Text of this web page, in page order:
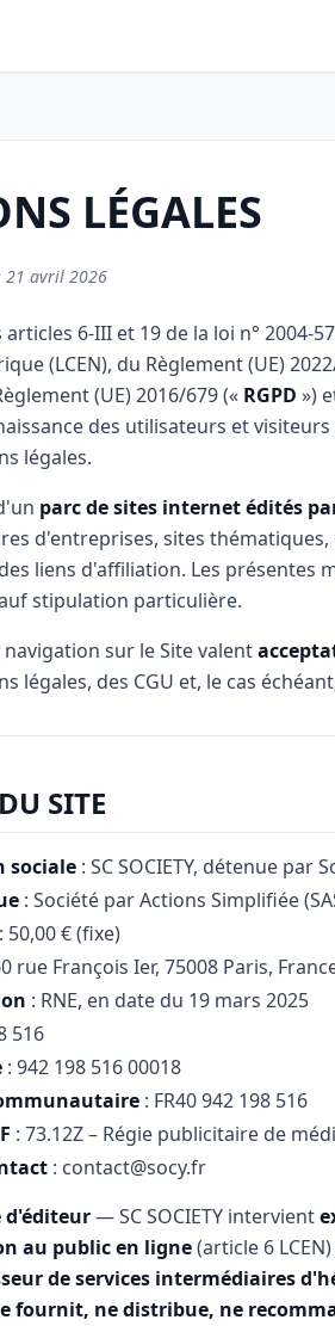
LÉGALES
21 avril 2026
6-III et 19 de la loi n° 2004-
(LCEN), du Règlement (UE)
(UE) 2016/679 (« RGPD »)
des utilisateurs et
légales.
parc de sites internet édités par
d'entreprises, sites
liens d'affiliation. Les présentes
stipulation particulière.
sur le Site valent
légales, des CGU et, le cas
SITE
sociale : SC SOCIETY, détenue par
: Société par Actions Simplifiée
: 50,00 € (fixe)
rue François Ier, 75008 Paris,
: RNE, en date du 19 mars 2025
516
: 942 198 516 00018
: FR40 942 198 516
: 73.12Z – Régie publicitaire de
: contact@socy.fr
d'éditeur— SC SOCIETY intervient
au public en ligne(article 6
de services intermédiaires
fournit, ne distribue, ne